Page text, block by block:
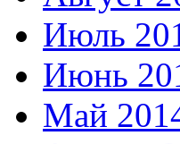
Июль
Июнь
Май